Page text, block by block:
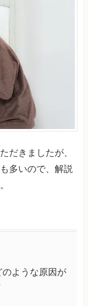
だきましたが、
多いので、解説
ような原因が